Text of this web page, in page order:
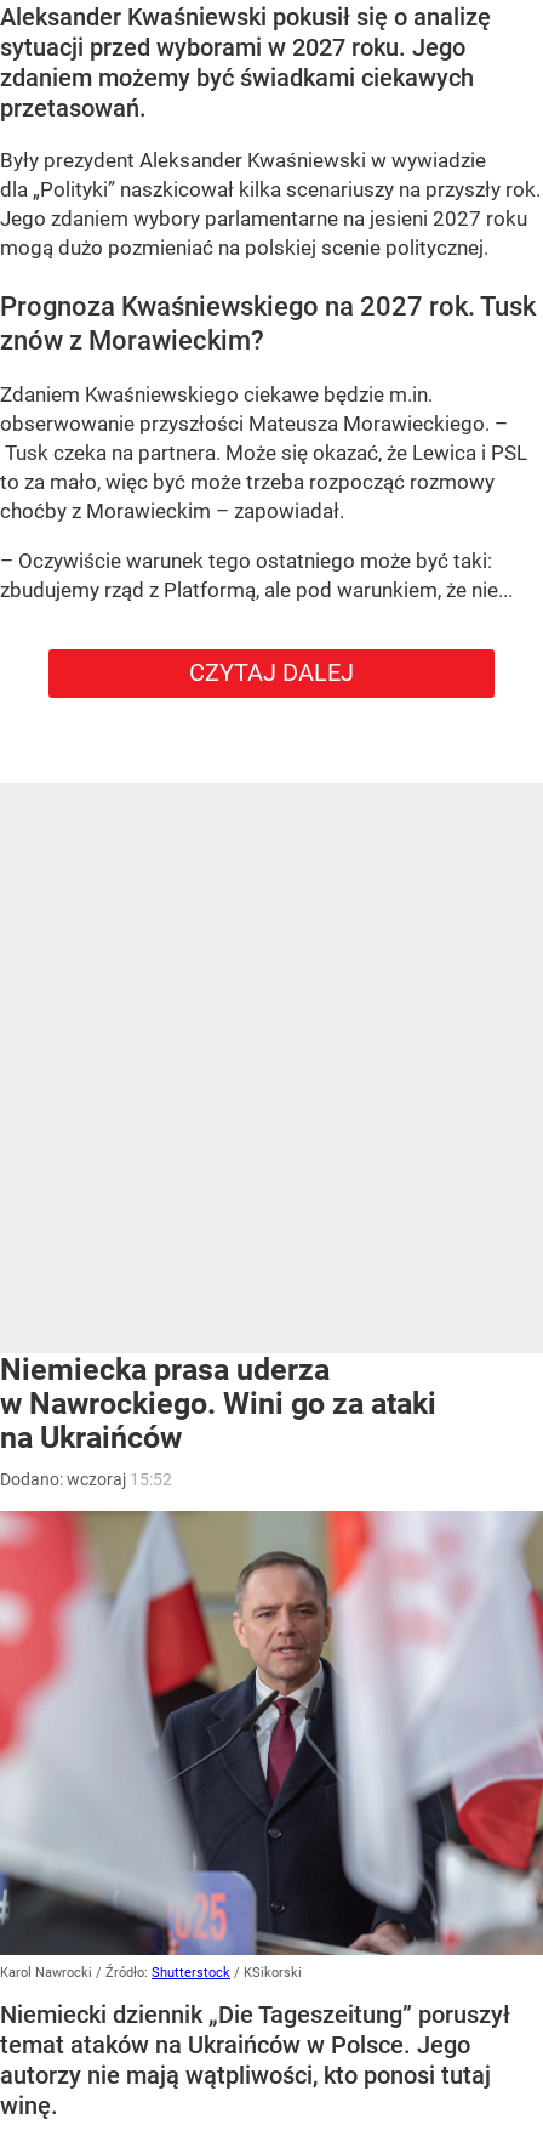
Aleksander Kwaśniewski pokusił się o analizę
sytuacji przed wyborami w 2027 roku. Jego
zdaniem możemy być świadkami ciekawych
przetasowań.
Były prezydent Aleksander Kwaśniewski w wywiadzie
dla „Polityki” naszkicował kilka scenariuszy na przyszły rok.
Jego zdaniem wybory parlamentarne na jesieni 2027 roku
mogą dużo pozmieniać na polskiej scenie politycznej.
Prognoza Kwaśniewskiego na 2027 rok. Tusk
znów z Morawieckim?
Zdaniem Kwaśniewskiego ciekawe będzie m.in.
obserwowanie przyszłości Mateusza Morawieckiego. –
Tusk czeka na partnera. Może się okazać, że Lewica i PSL
to za mało, więc być może trzeba rozpocząć rozmowy
choćby z Morawieckim – zapowiadał.
– Oczywiście warunek tego ostatniego może być taki:
zbudujemy rząd z Platformą, ale pod warunkiem, że nie...
CZYTAJ DALEJ
Niemiecka prasa uderza
w Nawrockiego. Wini go za ataki
na Ukraińców
Dodano:wczoraj 15:52
Karol Nawrocki / Źródło: Shutterstock / KSikorski
Niemiecki dziennik „Die Tageszeitung” poruszył
temat ataków na Ukraińców w Polsce. Jego
autorzy nie mają wątpliwości, kto ponosi tutaj
winę.